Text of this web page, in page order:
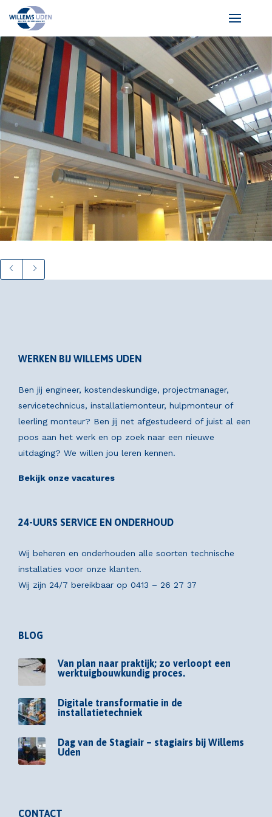
WERKEN BIJ WILLEMS UDEN
Ben jij engineer, kostendeskundige, projectmanager,
servicetechnicus, installatiemonteur, hulpmonteur of
leerling monteur? Ben jij net afgestudeerd of juist al een
poos aan het werk en op zoek naar een nieuwe
uitdaging? We willen jou leren kennen.
Bekijk onze vacatures
24-UURS SERVICE EN ONDERHOUD
Wij beheren en onderhouden alle soorten technische
installaties voor onze klanten.
Wij zijn 24/7 bereikbaar op 0413 – 26 27 37
BLOG
Van plan naar praktijk; zo verloopt een
werktuigbouwkundig proces.
Digitale transformatie in de
installatietechniek
Dag van de Stagiair – stagiairs bij Willems
Uden
CONTACT